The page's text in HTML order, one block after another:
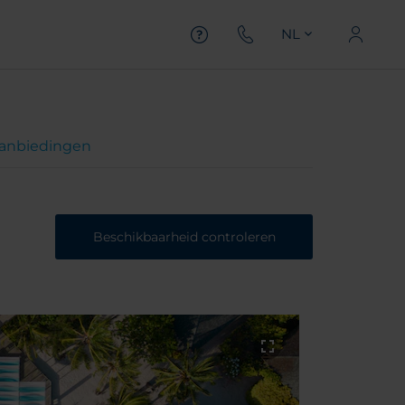
NL
Beschikbaarheid controleren